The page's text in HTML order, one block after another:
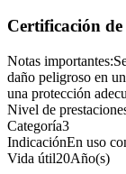
Certificación
Notas importantes:
daño peligroso en
una protección
Nivel de
Categoría3
IndicaciónEn uso
Vida útil20Año(s)